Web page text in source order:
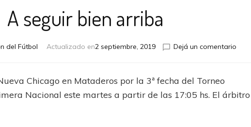
A seguir bien arriba
del Fútbol Actualizado en2 septiembre, 2019 Dejá un comentarioen
Chicago en Mataderos por la 3ª fecha del Torneo
Nacional este martes a partir de las 17:05 hs. El árbitro